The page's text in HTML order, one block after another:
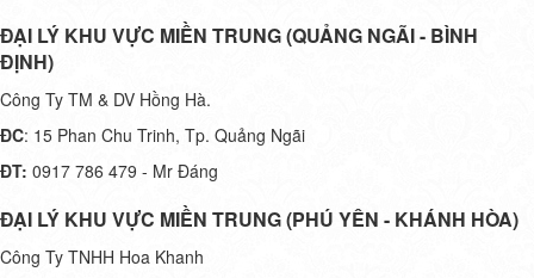
ĐẠI LÝ KHU VỰC MIỀN TRUNG (QUẢNG NGÃI - BÌNH
ĐỊNH)
Công Ty TM & DV Hồng Hà.
ĐC: 15 Phan Chu Trinh, Tp. Quảng Ngãi
ĐT: 0917 786 479 - Mr Đáng
ĐẠI LÝ KHU VỰC MIỀN TRUNG (PHÚ YÊN - KHÁNH HÒA)
Công Ty TNHH Hoa Khanh